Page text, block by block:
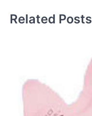
ー
Related Posts